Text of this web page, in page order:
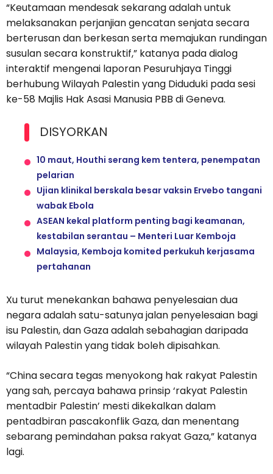
“Keutamaan mendesak sekarang adalah untuk
melaksanakan perjanjian gencatan senjata secara
berterusan dan berkesan serta memajukan rundingan
susulan secara konstruktif,” katanya pada dialog
interaktif mengenai laporan Pesuruhjaya Tinggi
berhubung Wilayah Palestin yang Diduduki pada sesi
ke-58 Majlis Hak Asasi Manusia PBB di Geneva.
DISYORKAN
10 maut, Houthi serang kem tentera, penempatan
pelarian
Ujian klinikal berskala besar vaksin Ervebo tangani
wabak Ebola
ASEAN kekal platform penting bagi keamanan,
kestabilan serantau – Menteri Luar Kemboja
Malaysia, Kemboja komited perkukuh kerjasama
pertahanan
Xu turut menekankan bahawa penyelesaian dua
negara adalah satu-satunya jalan penyelesaian bagi
isu Palestin, dan Gaza adalah sebahagian daripada
wilayah Palestin yang tidak boleh dipisahkan.
“China secara tegas menyokong hak rakyat Palestin
yang sah, percaya bahawa prinsip ‘rakyat Palestin
mentadbir Palestin’ mesti dikekalkan dalam
pentadbiran pascakonflik Gaza, dan menentang
sebarang pemindahan paksa rakyat Gaza,” katanya
lagi.